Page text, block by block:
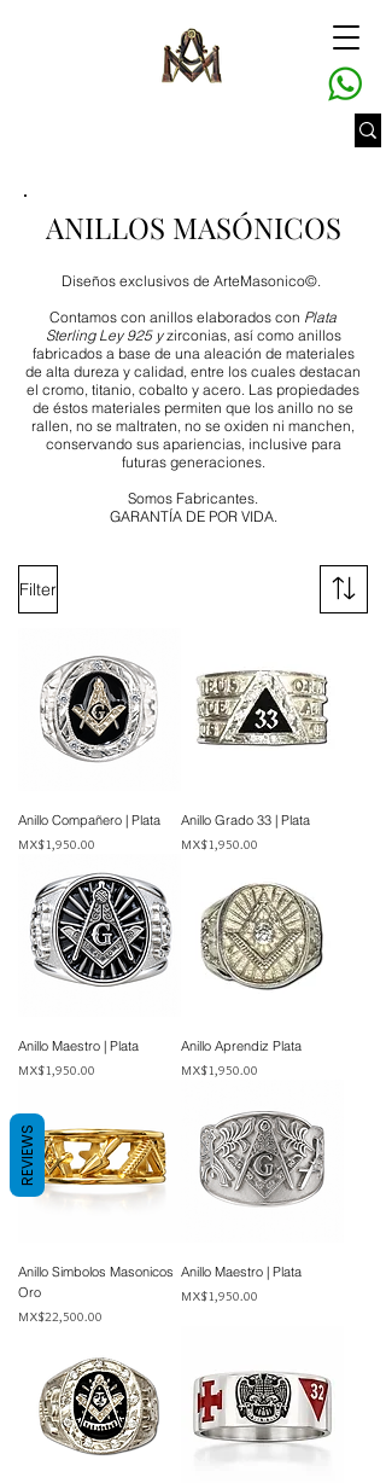
ANILLOS MASÓNICOS
Diseños exclusivos de ArteMasonico©.
Contamos con anillos elaborados con Plata
Sterling Ley 925 yzirconias, así como anillos
fabricados a base de una aleación de materiales
de alta dureza y calidad, entre los cuales destacan
el cromo, titanio, cobalto y acero. Las propiedades
de éstos materiales permiten que los anillo no se
rallen, no se maltraten, no se oxiden ni manchen,
conservando sus apariencias, inclusive para
futuras generaciones.
Somos Fabricantes.
GARANTÍA DE POR VIDA.
Filter
Anillo Compañero | Plata
Price
MX$1,950.00
Anillo Grado 33 | Plata
Price
MX$1,950.00
Anillo Maestro | Plata
Price
MX$1,950.00
Anillo Aprendiz Plata
Price
MX$1,950.00
Anillo Simbolos Masonicos
Oro
Price
MX$22,500.00
Anillo Maestro | Plata
Price
MX$1,950.00
REVIEWS